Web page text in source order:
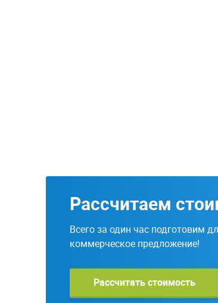
Рассчитаем
Всего за один час подготовим
коммерческое предложение!
Рассчитать стоимость